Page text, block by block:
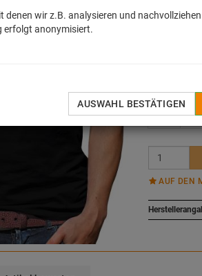
ab
S M
AUF DEN
wir z.B. analysieren und
erfolgt anonymisiert.
AUSWAHL BESTÄTIGEN